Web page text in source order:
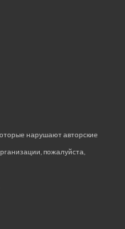
нарушают авторские
пожалуйста,